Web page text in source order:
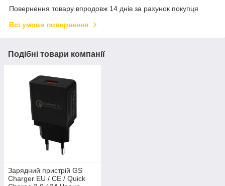
Повернення товару впродовж 14 днів за рахунок покупця
Всі умови повернення
Подібні товари компанії
Зарядний пристрій GS
Charger EU / CE / Quick